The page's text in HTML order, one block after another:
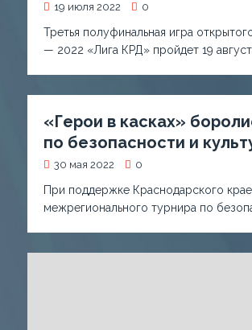
19 июля 2022 0
Третья полуфинальная игра
— 2022 «Лига КРД» пройдет 19
«Герои в касках»
по безопасности и
30 мая 2022 0
При поддержке Краснодарского
межрегионального турнира по